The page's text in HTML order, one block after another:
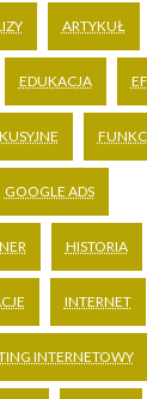
ARTYKUŁ
EDUKACJA
GOOGLE ADS
HISTORIA
INTERNET
INTERNETOWY